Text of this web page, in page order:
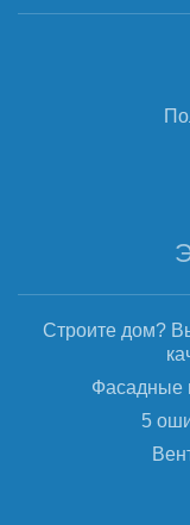
Строите дом?
Фасадные
5